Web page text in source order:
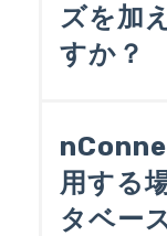
ズを加
すか？
ataSpider
をご利用く
は、必ず
ベンダー様
用する
タベー